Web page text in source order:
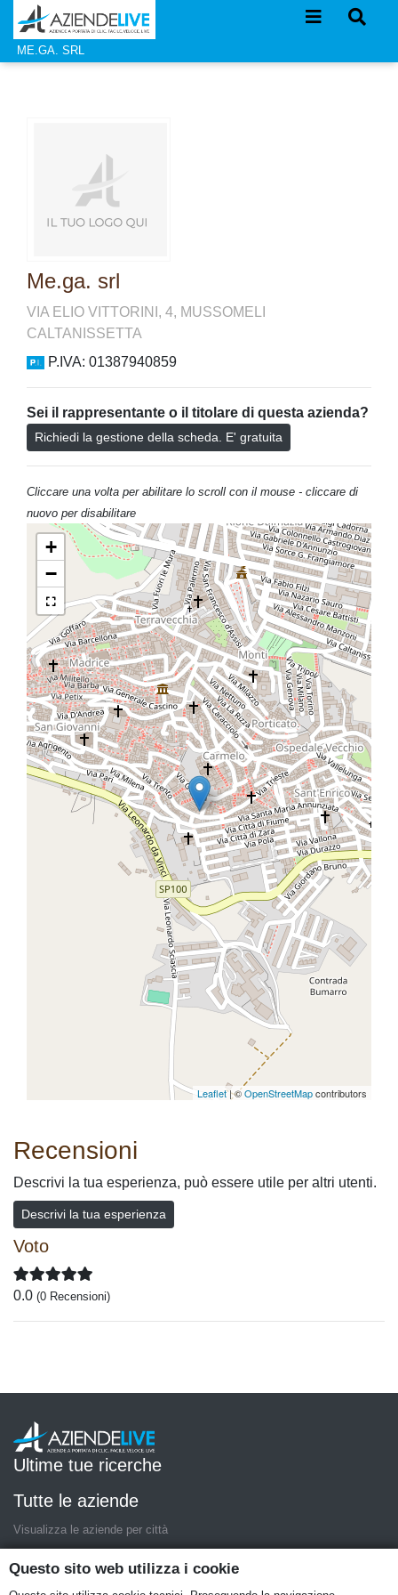
ME.GA. SRL
Me.ga. srl
VIA ELIO VITTORINI, 4, MUSSOMELI
CALTANISSETTA
P.IVA: 01387940859
Sei il rappresentante o il titolare di questa azienda?
Richiedi la gestione della scheda. E' gratuita
Cliccare una volta per abilitare lo scroll con il mouse - cliccare di
nuovo per disabilitare
+
−
Leaflet| ©OpenStreetMapcontributors
Recensioni
Descrivi la tua esperienza, può essere utile per altri utenti.
Descrivi la tua esperienza
Voto
0.0 (0 Recensioni)
Ultime tue ricerche
Tutte le aziende
Visualizza le aziende per città
AziendeLive è una iniziativa di artemedia.it
Questo sito web utilizza i cookie